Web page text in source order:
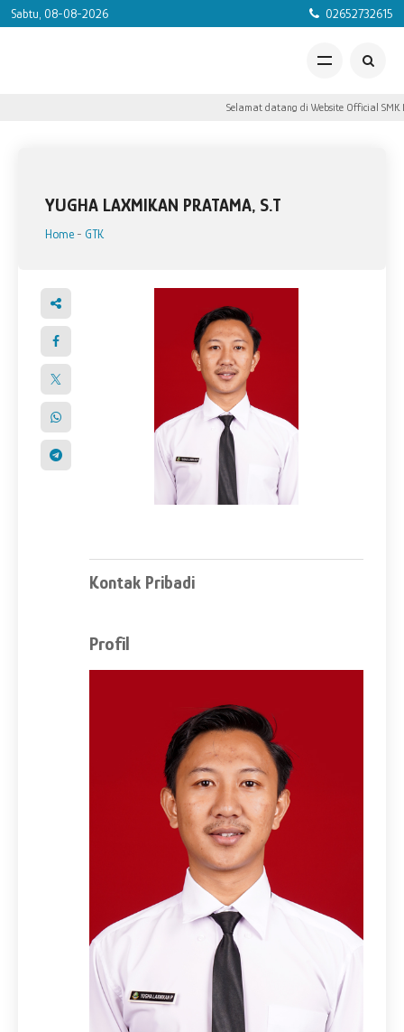
Sabtu, 08-08-2026 02652732615
Selamat datang di Website Official SMK
YUGHA LAXMIKAN PRATAMA, S.T
Home - GTK
Kontak Pribadi
Profil